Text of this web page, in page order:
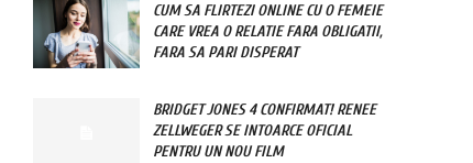
CUM SA FLIRTEZI ONLINE CU O FEMEIE
CARE VREA O RELATIE FARA OBLIGATII,
FARA SA PARI DISPERAT
BRIDGET JONES 4 CONFIRMAT! RENEE
ZELLWEGER SE INTOARCE OFICIAL
PENTRU UN NOU FILM